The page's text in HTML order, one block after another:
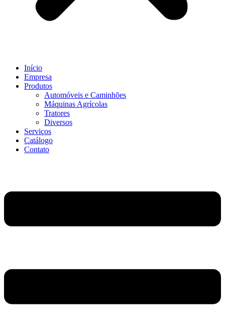
Início
Empresa
Produtos
Automóveis e Caminhões
Máquinas Agrícolas
Tratores
Diversos
Serviços
Catálogo
Contato